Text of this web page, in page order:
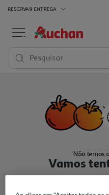
RESERVAR ENTREGA
Pesquisar
Não temos
Vamos